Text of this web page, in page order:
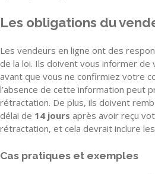
Les obligations du
Les vendeurs en ligne ont des
de la loi. Ils doivent vous informer
avant que vous ne confirmiez votre
l’absence de cette information peut
rétractation. De plus, ils doivent
délai de 14 jours après avoir reçu
rétractation, et cela devrait inclure
Cas pratiques et exemples